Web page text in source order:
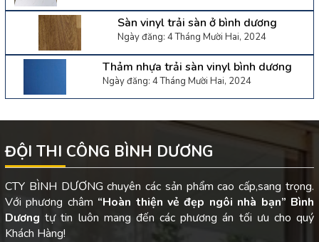
Sàn vinyl trải sàn ở bình dương
Ngày đăng: 4 Tháng Mười Hai, 2024
Thảm nhựa trải sàn vinyl bình dương
Ngày đăng: 4 Tháng Mười Hai, 2024
ĐỘI THI CÔNG BÌNH DƯƠNG
CTY BÌNH DƯƠNG chuyên các sản phẩm cao cấp,sang trọng.
Với phương châm “Hoàn thiện vẻ đẹp ngôi nhà bạn” Bình
Dươngtự tin luôn mang đến các phương án tối ưu cho quý
Khách Hàng!